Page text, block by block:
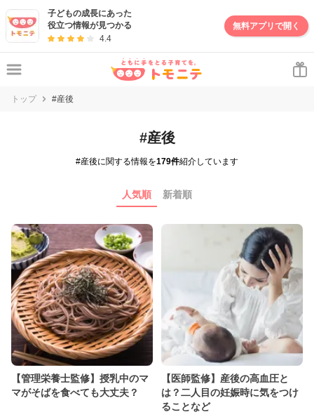
子どもの成長にあった
役立つ情報が見つかる
4.4
無料アプリで開く
トップ #産後
#産後
#産後に関する情報を179件紹介しています
人気順 新着順
【管理栄養士監修】授乳中のマ
マがそばを食べても大丈夫？
【医師監修】産後の高血圧と
は？二人目の妊娠時に気をつけ
ることなど